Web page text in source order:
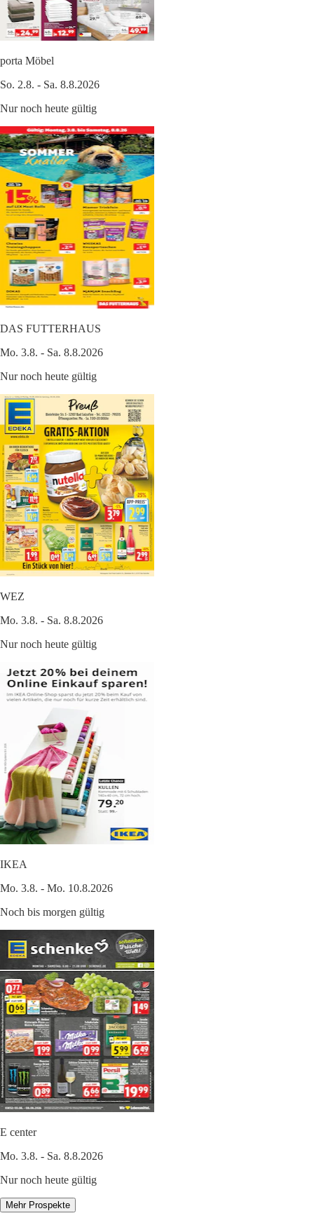
porta Möbel
So. 2.8. - Sa. 8.8.2026
Nur noch heute gültig
DAS FUTTERHAUS
Mo. 3.8. - Sa. 8.8.2026
Nur noch heute gültig
WEZ
Mo. 3.8. - Sa. 8.8.2026
Nur noch heute gültig
IKEA
Mo. 3.8. - Mo. 10.8.2026
Noch bis morgen gültig
E center
Mo. 3.8. - Sa. 8.8.2026
Nur noch heute gültig
Mehr Prospekte